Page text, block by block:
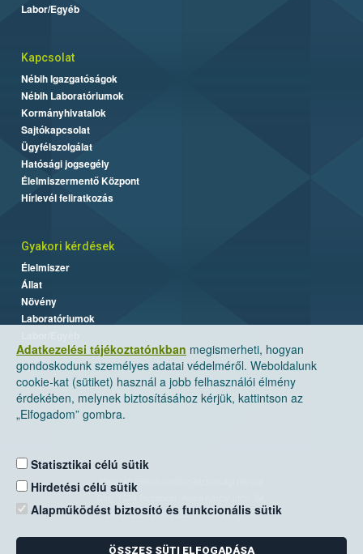
Adatkezelési tájékoztatónkban megismerheti, hogyan
gondoskodunk személyes adatai védelméről. Weboldalunk
cookie-kat (sütiket) használ a jobb felhasználói élmény
érdekében, melynek biztosításához kérjük, kattintson az
„Elfogadom” gombra.
Statisztikai célú sütik
Hirdetési célú sütik
Alapműködést biztosító és funkcionális sütik
ÖSSZES SÜTI ELFOGADÁSA
Labor/Egyéb
Kapcsolat
Nébih Igazgatóságok
Nébih Laboratóriumok
Kormányhivatalok
Sajtókapcsolat
Ügyfélszolgálat
Hatósági jogsegély
Élelmiszermentő Központ
Hírlevél feliratkozás
Gyakori kérdések
Élelmiszer
Állat
Növény
Laboratóriumok
Nemzeti Élelmiszerlánc-biztonsági Hivatal
Levelezési cím: 1525 Budapest. Pf. 30.